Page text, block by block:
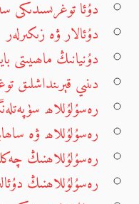
دۇئا توغرىسىدىكى
دۇئالار ۋە زىكىرلەر
دۇنيانىڭ ماھىيىتى
دىنىي قېرىنداشلىق
رەسۇلۇللاھ
رەسۇلۇللاھ ۋە
رەسۇلۇللاھنىڭ
رەسۇلۇللاھنىڭ